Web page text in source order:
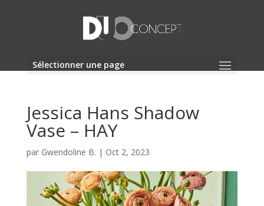
Sélectionner une page
Jessica Hans Shadow
Vase – HAY
par Gwendoline B. | Oct 2, 2023